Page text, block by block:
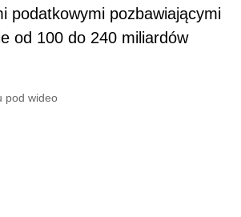
podatkowymi pozbawiającymi
od 100 do 240 miliardów
pod wideo